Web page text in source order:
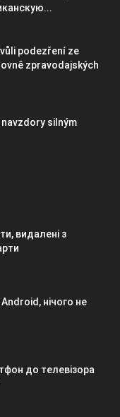
podezření ze
zpravodajských
silným
видалені з
нічого не
до телевізора